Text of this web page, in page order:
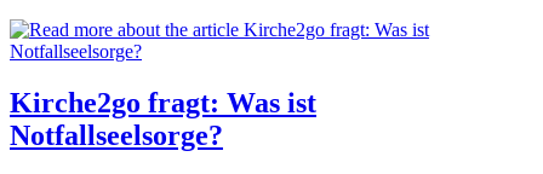
Kirche2go fragt: Was ist
Notfallseelsorge?